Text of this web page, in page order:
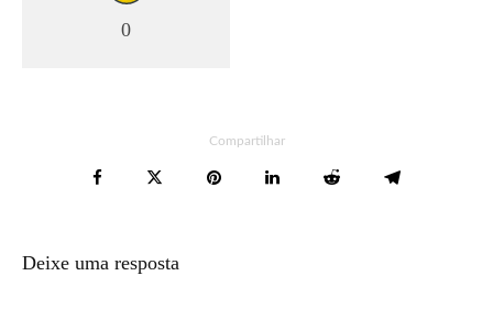
0
Compartilhar
Deixe uma resposta